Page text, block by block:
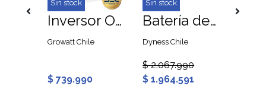
Sin stock
Inversor On Grid Hibrido 5kW Growatt MIN5000TL-XH
Growatt Chile
$ 739.990
Sin stock
Batería de Litio 280Ah 14.3kWh Dyness PowerBrick
Dyness Chile
$ 2.067.990
$ 1.964.591